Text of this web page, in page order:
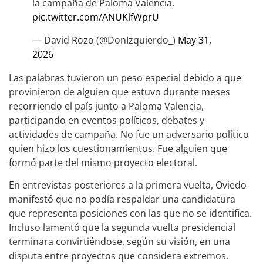
la campaña de Paloma Valencia.
pic.twitter.com/ANUKlfWprU
— David Rozo (@DonIzquierdo_) May 31,
2026
Las palabras tuvieron un peso especial debido a que
provinieron de alguien que estuvo durante meses
recorriendo el país junto a Paloma Valencia,
participando en eventos políticos, debates y
actividades de campaña. No fue un adversario político
quien hizo los cuestionamientos. Fue alguien que
formó parte del mismo proyecto electoral.
En entrevistas posteriores a la primera vuelta, Oviedo
manifestó que no podía respaldar una candidatura
que representa posiciones con las que no se identifica.
Incluso lamentó que la segunda vuelta presidencial
terminara convirtiéndose, según su visión, en una
disputa entre proyectos que considera extremos.